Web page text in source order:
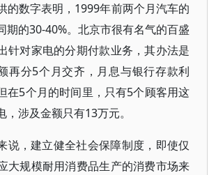
的数字表明，1999年前两个月汽车的
期的30-40%。北京市很有名气的百盛
针对家电的分期付款业务，其办法是
再分5个月交齐，月息与银行存款利
在5个月的时间里，只有5个顾客用这
涉及金额只有13万元。
说，建立健全社会保障制度，即使仅
大规模耐用消费品生产的消费市场来